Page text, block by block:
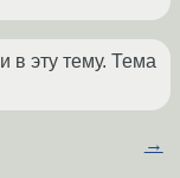
в эту тему. Тема
→